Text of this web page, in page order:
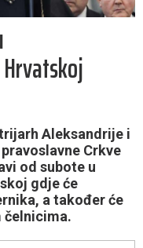
Aleksandrije i
Crkve
od subote u
gdje će
a također će
čelnicima.